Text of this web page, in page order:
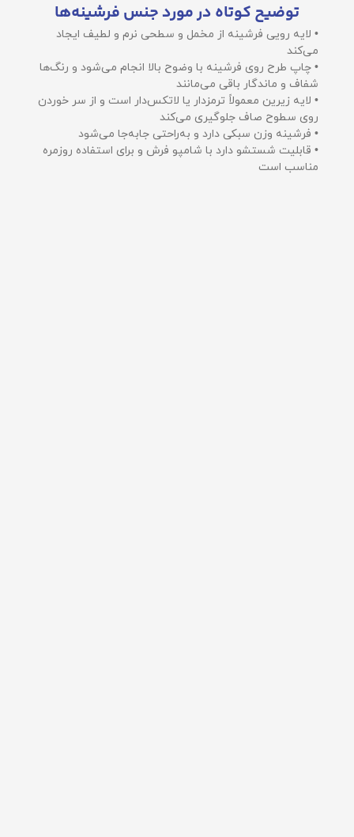
توضیح کوتاه در مورد جنس فرشینه‌ها
• لایه رویی فرشینه از مخمل و سطحی نرم و لطیف ایجاد
می‌کند
• چاپ طرح روی فرشینه با وضوح بالا انجام می‌شود و رنگ‌ها
شفاف و ماندگار باقی می‌مانند
• لایه زیرین معمولاً ترمزدار یا لاتکس‌دار است و از سر خوردن
روی سطوح صاف جلوگیری می‌کند
• فرشینه وزن سبکی دارد و به‌راحتی جابه‌جا می‌شود
• قابلیت شستشو دارد با شامپو فرش و برای استفاده روزمره
مناسب است